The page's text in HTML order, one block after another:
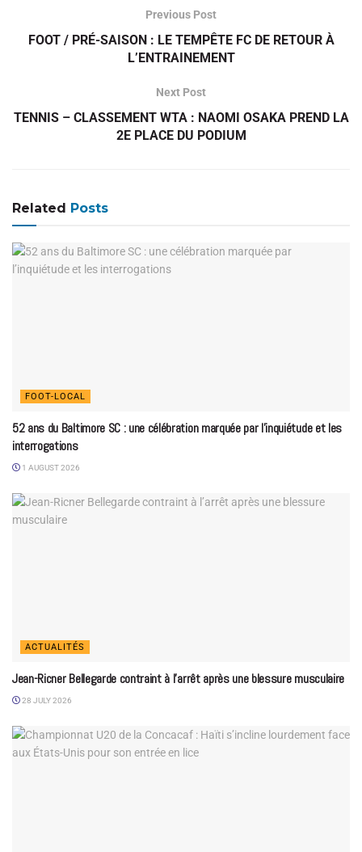
Previous Post
FOOT / PRÉ-SAISON : LE TEMPÊTE FC DE RETOUR À
L’ENTRAINEMENT
Next Post
TENNIS – CLASSEMENT WTA : NAOMI OSAKA PREND LA
2E PLACE DU PODIUM
Related Posts
FOOT-LOCAL
52 ans du Baltimore SC : une célébration marquée par l’inquiétude et les
interrogations
1 AUGUST 2026
ACTUALITÉS
Jean-Ricner Bellegarde contraint à l’arrêt après une blessure musculaire
28 JULY 2026